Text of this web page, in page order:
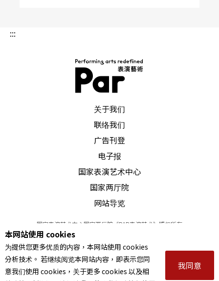
除了布鲁塞尔，最受到游客喜爱的比利时城市应该
就是布鲁日（Bruges）了。布鲁日位在比国西北
部，是典型的欧洲中世纪古城，城内运河贯穿，风
光景致，被誉为北方的威尼斯。由于运河河道可直
通达北海，布鲁日在中世纪后期曾是欧陆最重要的
商贸及金融重镇之一，许多当时的建筑，包括政府
机构、学校和教堂等，至今仍获得良好完善的维护
和保存；联合国教科文组织（UNESCO）也在二○
○○年时，将布鲁日的整个古迹城区列入世界遗
同样位在荷语区的安特卫普（Antwerp），是比利
时的第二大城。充满文艺时尚气息的安特卫普，同
时也是全球最重要的钻石交易中心之一。位在安特
:::
关于我们
联络我们
广告刊登
电子报
国家表演艺术中心
国家两厅院
网站导览
国家表演艺术中心国家两厅院《PAR表演艺术》版权所有
© 2022Performing arts redefined. All Rights Reserved
统一编号 Tax Id number 00973926
本站所提供相关演出资讯，如有异动应以主办单位公告为准。
服务条款｜隐私权声明｜著作权声明
本网站使用 cookies
为提供您更多优质的内容，本网站使用 cookies
分析技术。 若继续阅览本网站内容，即表示您同
意我们使用 cookies，关于更多 cookies 以及相
我同意